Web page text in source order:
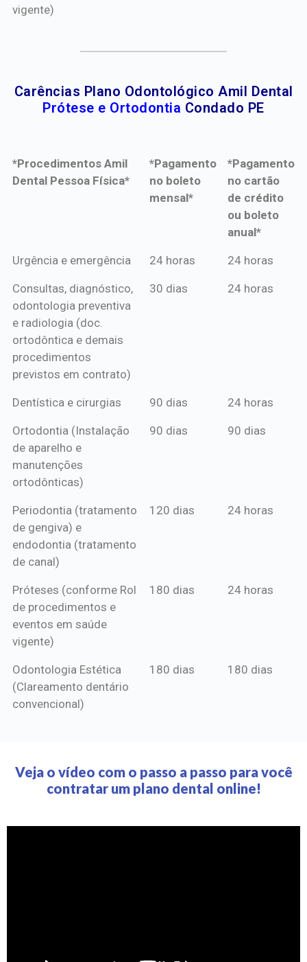
vigente)
Carências Plano Odontológico Amil Dental
Prótese e Ortodontia Condado PE
*Procedimentos Amil
Dental Pessoa Física*
*Pagamento
no boleto
mensal*
*Pagamento
no cartão
de crédito
ou boleto
anual*
*Procedimentos Amil
*Pagamento
mensal*
*Pagamento
de crédito
Urgência e emergência 24 horas 24 horas
Consultas, diagnóstico,
odontologia preventiva
e radiologia (doc.
ortodôntica e demais
procedimentos
previstos em contrato)
30 dias 24 horas
Dentística e cirurgias 90 dias 24 horas
Ortodontia (Instalação
de aparelho e
manutenções
ortodônticas)
90 dias 90 dias
Periodontia (tratamento
de gengiva) e
endodontia (tratamento
de canal)
120 dias 24 horas
Próteses (conforme Rol
de procedimentos e
eventos em saúde
vigente)
180 dias 24 horas
Odontologia Estética
(Clareamento dentário
convencional)
180 dias 180 dias
Veja o vídeo com o passo a passo para você
contratar um plano dental online!